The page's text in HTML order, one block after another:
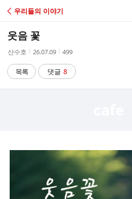
C
우리들의 이야기
웃음 꽃
작
자
산수호
작
시
간
26.07.09
조
수
499
목록 댓글 8